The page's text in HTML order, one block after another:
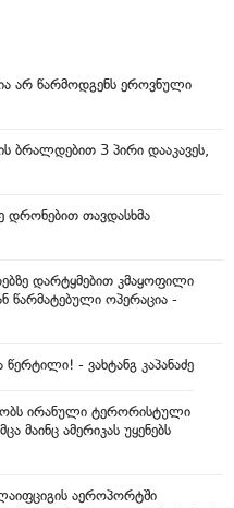
არ წარმოდგენს ეროვნული
ბრალდებით 3 პირი დააკავეს,
თავდასხმა
დარტყმებით კმაყოფილი
წარმატებული ოპერაცია -
- ვახტანგ კაპანაძე
ირანული ტერორისტული
მაინც ამერიკას უყენებს
აეროპორტში